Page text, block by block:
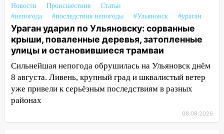
на электрощит
13:10 В Заволжском районе дерево
упало во дворе
13:08 Ураган ударил по Ульяновску:
сорванные крыши, поваленные деревья,
затопленные улицы и остановившиеся
трамваи
12:17
после ливня город снова уходит под
Новости Происшествия
Статьи
#непогода
#последствия непогоды #Ульяновск #ураган
Ураган ударил по Ульяновску: сорванные
крыши, поваленные деревья, затопленные
улицы и остановившиеся трамваи
Сильнейшая непогода обрушилась на Ульяновск днём
8 августа. Ливень, крупный град и шквалистый ветер
уже привели к серьёзным последствиям в разных
районах
08.08.2026